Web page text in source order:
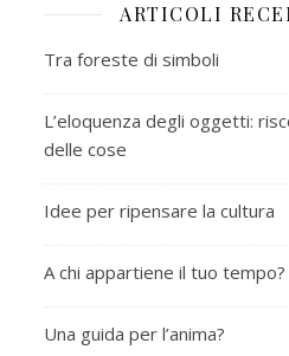
ARTICOLI
Tra foreste di simboli
L’eloquenza degli oggetti:
delle cose
Idee per ripensare la cultura
A chi appartiene il tuo tempo?
Una guida per l’anima?